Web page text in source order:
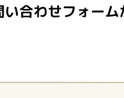
い合わせフォー